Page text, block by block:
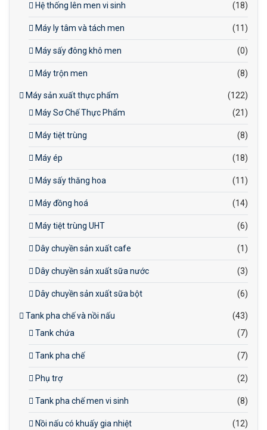
Hệ thống lên men vi sinh
(18)
Máy ly tâm và tách men (11)
Máy sấy đông khô men (0)
Máy trộn men (8)
Máy sản xuất thực phẩm
(122)
Máy Sơ Chế Thực Phẩm
(21)
Máy tiệt trùng (8)
Máy ép (18)
Máy sấy thăng hoa (11)
Máy đồng hoá (14)
Máy tiệt trùng UHT (6)
Dây chuyền sản xuất cafe (1)
Dây chuyền sản xuất sữa nước (3)
Dây chuyền sản xuất sữa bột (6)
Tank pha chế và nồi nấu
(43)
Tank chứa
(7)
Tank pha chế (7)
Phụ trợ (2)
Tank pha chế men vi sinh (8)
Nồi nấu có khuấy gia nhiệt (12)